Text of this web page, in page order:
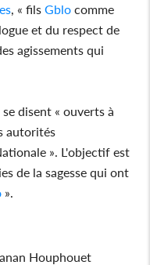
, « fils Gblo comme
et du respect de
agissements qui
se disent « ouverts à
autorités
». L'objectif est
de la sagesse qui ont
».
Houphouet